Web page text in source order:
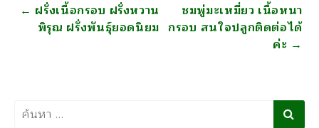
นำทาง
← ฝรั่งเนื้อกรอบ ฝรั่งหวาน
พิรุณ ฝรั่งพันธุ์ยอดนิยม
ชมพู่มะเหมี่ยว เนื้อหนา
กรอบ สนใจปลูกติดต่อได้
ค่ะ →
ค้นหา